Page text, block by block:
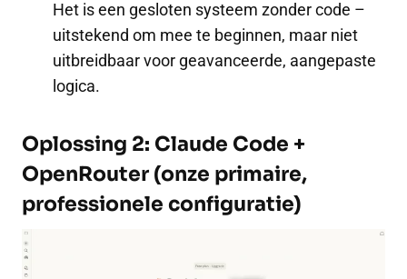
Het is een gesloten systeem zonder code –
uitstekend om mee te beginnen, maar niet
uitbreidbaar voor geavanceerde, aangepaste
logica.
Oplossing 2: Claude Code +
OpenRouter (onze primaire,
professionele configuratie)